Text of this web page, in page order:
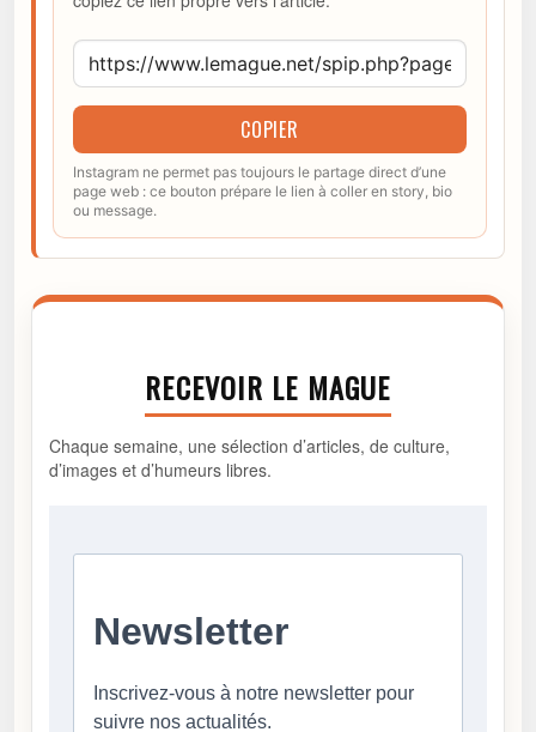
COPIER
Instagram ne permet pas toujours le partage direct d’une
page web : ce bouton prépare le lien à coller en story, bio
ou message.
RECEVOIR LE MAGUE
Chaque semaine, une sélection d’articles, de culture,
d’images et d’humeurs libres.